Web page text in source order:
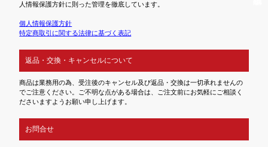
人情報保護方針に則った管理を徹底しています。
個人情報保護方針
特定商取引に関する法律に基づく表記
返品・交換・キャンセルについて
商品は業務用の為、受注後のキャンセル及び返品・交換は一切承れませんの
でご注意ください。ご不明な点がある場合は、ご注文前にお気軽にご相談く
ださいますようお願い申し上げます。
お問合せ